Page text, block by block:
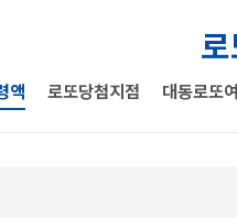
액 로또당첨지점 대동로또